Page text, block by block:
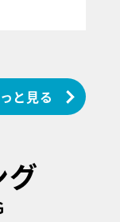
と見る
グ